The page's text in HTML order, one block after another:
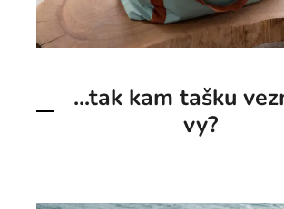
...tak kam tašku
vy?